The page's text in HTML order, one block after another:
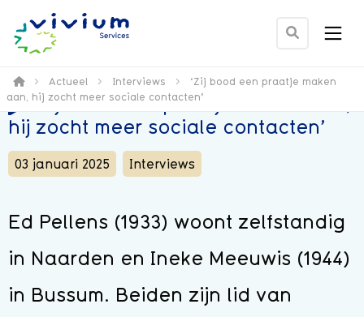
Ga
zoek
Menu
> Actueel > Interviews >
‘Zij bood een praatje maken
aan, hij zocht meer sociale contacten’
‘Zij bood een praatje maken aan,
hij zocht meer sociale contacten’
03 januari 2025 Interviews
Ed Pellens (1933) woont zelfstandig
in Naarden en Ineke Meeuwis (1944)
in Bussum. Beiden zijn lid van